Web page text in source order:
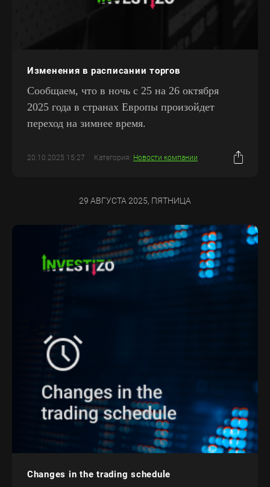
Изменения в расписании торгов
Сообщаем, что в ночь с 25 на 26 октября
2025 года в странах Европы произойдет
переход на зимнее время.
20.10.2025 15:27 Категория: Новости компании
29 АВГУСТА 2025, ПЯТНИЦА
Changes in the trading schedule